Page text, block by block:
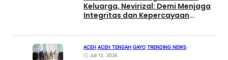
Keluarga, Nevirizal: Demi Menjaga
Integritas dan Kepercayaan
ACEH ACEH TENGAH GAYO TRENDING NEWS•
Juli 13, 2026